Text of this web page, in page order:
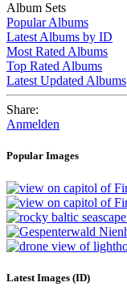
Album Sets
Popular Albums
Latest Albums by ID
Most Rated Albums
Top Rated Albums
Latest Updated Albums
Share:
Anmelden
Popular Images
Latest Images (ID)